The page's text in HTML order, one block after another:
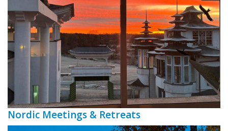
Nordic Meetings & Retreats